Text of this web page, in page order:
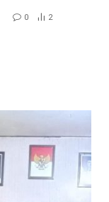
0 2